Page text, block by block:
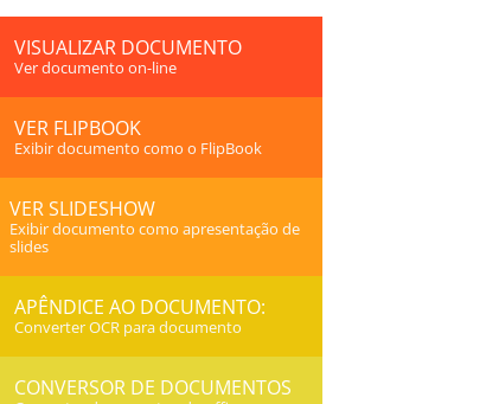
VISUALIZAR DOCUMENTO
Ver documento on-line
VER FLIPBOOK
Exibir documento como o FlipBook
VER SLIDESHOW
Exibir documento como apresentação de
slides
APÊNDICE AO DOCUMENTO:
Converter OCR para documento
CONVERSOR DE DOCUMENTOS